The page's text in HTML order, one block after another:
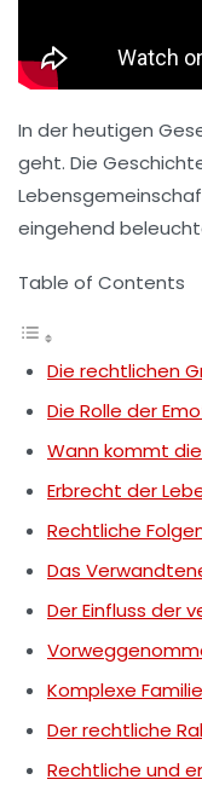
In der heutigen
geht. Die
eingehend
Table of Contents
Die rechtlichen
Die Rolle der
Wann kommt
Erbrecht der
Rechtliche
Das
Der Einfluss der
Komplexe
Der rechtliche
Rechtliche und